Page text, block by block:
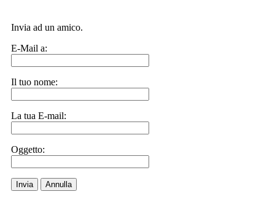
Invia ad un amico.
E-Mail a:
Il tuo nome:
La tua E-mail:
Oggetto:
Invia Annulla